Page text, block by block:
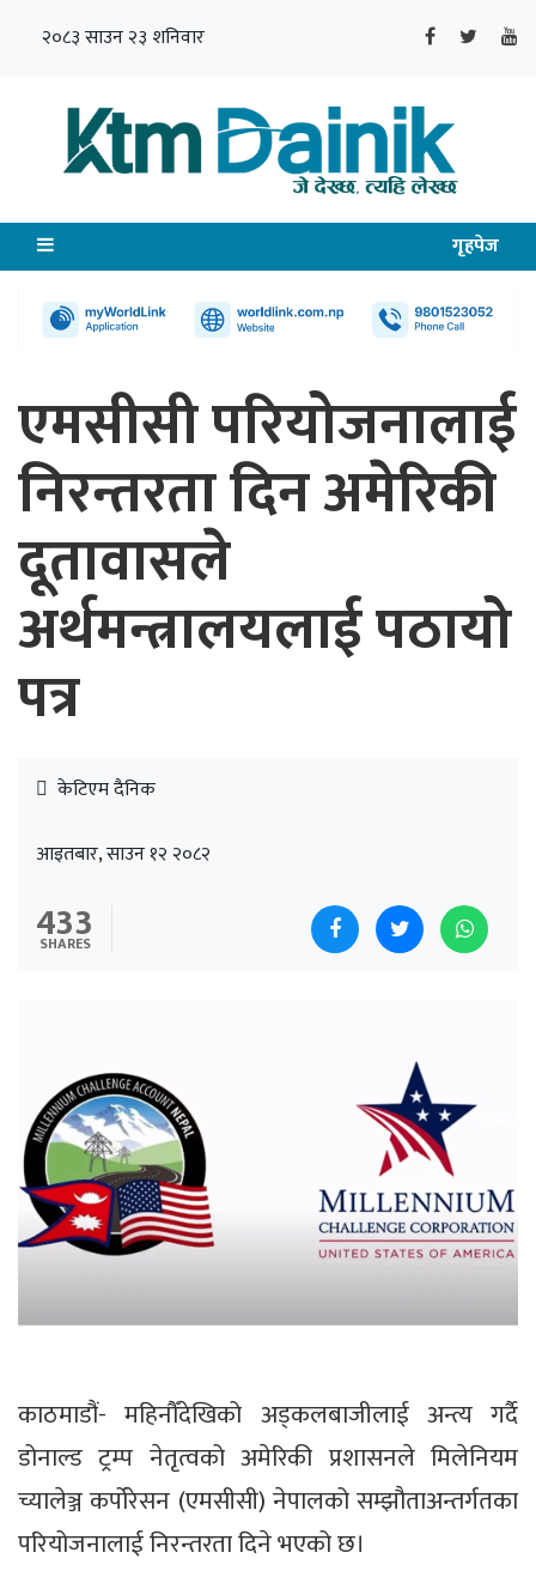
२०८३ साउन २३ शनिवार
गृहपेज
एमसीसी परियोजनालाई
निरन्तरता दिन अमेरिकी
दूतावासले
अर्थमन्त्रालयलाई पठायो
पत्र
केटिएम दैनिक
आइतबार, साउन १२ २०८२
433
SHARES
काठमाडौं- महिनौँदेखिको अड्कलबाजीलाई अन्त्य गर्दै
डोनाल्ड ट्रम्प नेतृत्वको अमेरिकी प्रशासनले मिलेनियम
च्यालेञ्ज कर्पोरेसन (एमसीसी) नेपालको सम्झौताअन्तर्गतका
परियोजनालाई निरन्तरता दिने भएको छ।